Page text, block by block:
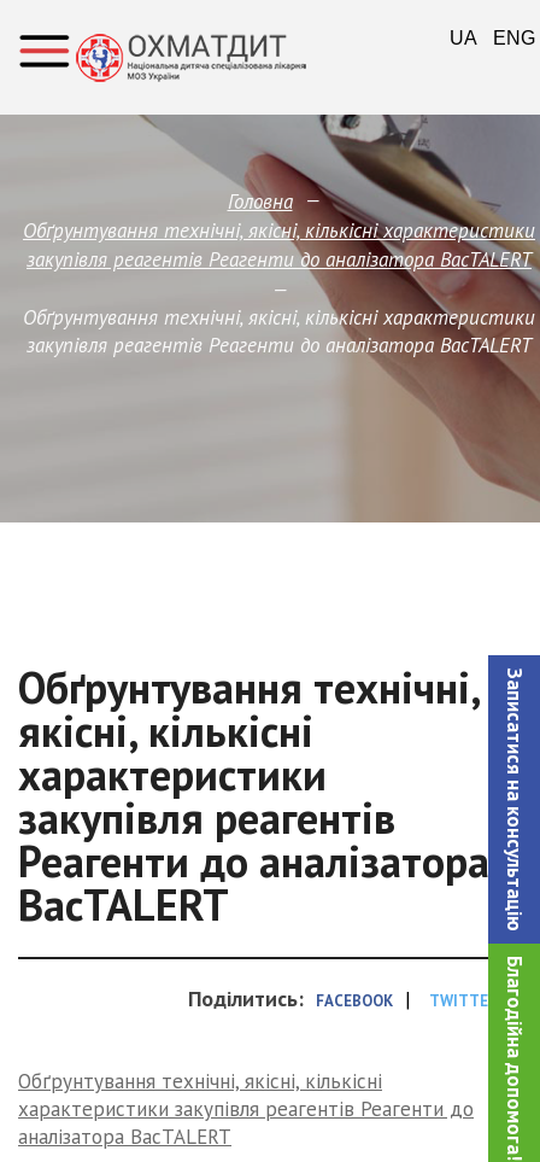
Записатися на консультацiю
Благодійна допомога!
Головна —
Обґрунтування технічні, якісні, кількісні характеристики
закупівля реагентів Реагенти до аналізатора BacTALERT
—
Обґрунтування технічні, якісні, кількісні характеристики
закупівля реагентів Реагенти до аналізатора BacTALERT
Обґрунтування технічні,
якісні, кількісні
характеристики
закупівля реагентів
Реагенти до аналізатора
BacTALERT
Поділитись: FACEBOOK | TWITTER
Обґрунтування технічні, якісні, кількісні
характеристики закупівля реагентів Реагенти до
аналізатора BacTALERT
UA ENG